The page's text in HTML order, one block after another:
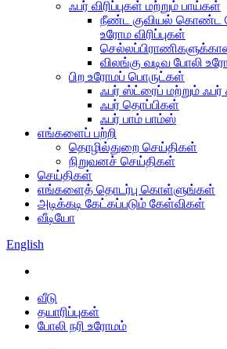
ஃபர் விரிப்புகள் மற்றும் பாய்கள்
நீண்ட குவியல் கொண்ட
உரோம விரிப்புகள்
விலங்கு வடிவ போலி
பிற உரோமப் பொருட்கள்
ஃபர் ஸ்ட்ரைப் மற்றும்
ஃபர் தொப்பிகள்
ஃபர் பாம் பாம்ஸ்
எங்களைப் பற்றி
தொழில்துறை செய்திகள்
நிறுவனச் செய்திகள்
செய்திகள்
எங்களைத் தொடர்பு கொள்ளுங்கள்
அடிக்கடி கேட்கப்படும் கேள்விகள்
வீடியோ
English
வீடு
தயாரிப்புகள்
போலி நரி உரோமம்